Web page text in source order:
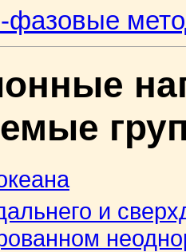
фазовые
и